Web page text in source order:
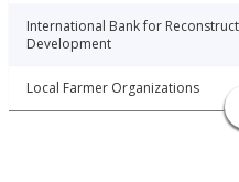
International Bank for
Development
Local Farmer Organizations